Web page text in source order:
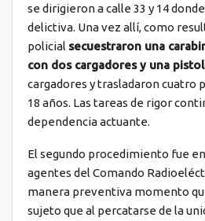
se dirigieron a calle 33 y 14
delictiva. Una vez allí, como
policial secuestraron una
con dos cargadores y una
cargadores y trasladaron cuatro
18 años. Las tareas de rigor
dependencia actuante.
El segundo procedimiento fue
agentes del Comando
manera preventiva momento
sujeto que al percatarse de la